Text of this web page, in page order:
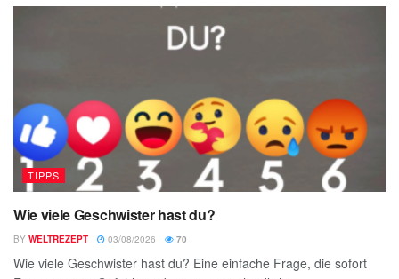
TIPPS
Wie viele Geschwister hast du?
BY WELTREZEPT 03/08/2026 70
Wie viele Geschwister hast du? Eine einfache Frage, die sofort